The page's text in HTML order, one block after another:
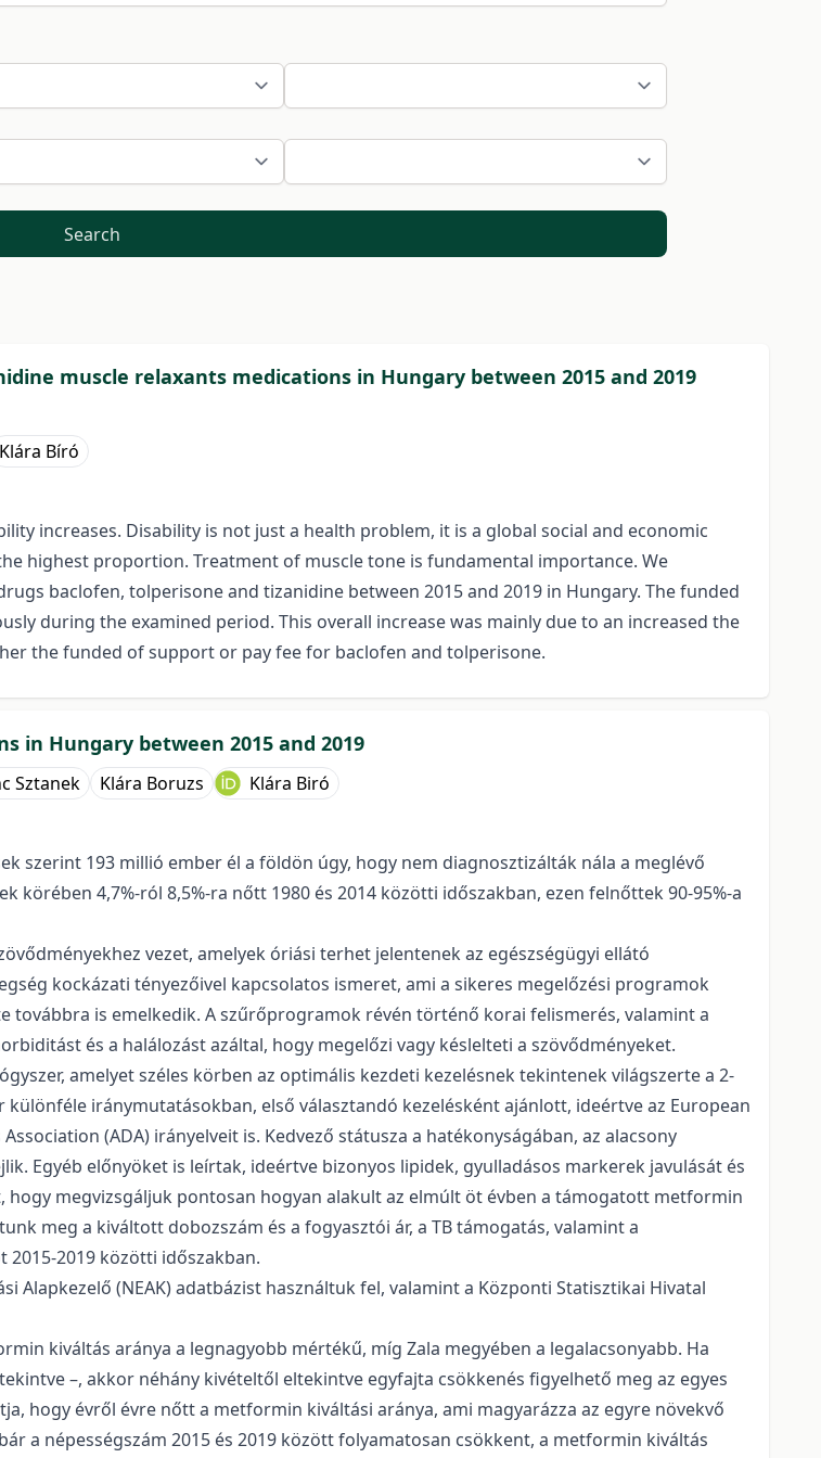
Search
muscle relaxants medications in Hungary between 2015 and 2019
Klára Bíró
increases. Disability is not just a health problem, it is a global social and economic
highest proportion. Treatment of muscle tone is fundamental importance. We
baclofen, tolperisone and tizanidine between 2015 and 2019 in Hungary. The funded
during the examined period. This overall increase was mainly due to an increased the
the funded of support or pay fee for baclofen and tolperisone.
in Hungary between 2015 and 2019
Sztanek Klára Boruzs Klára Biró
szerint 193 millió ember él a földön úgy, hogy nem diagnosztizálták nála a meglévő
4,7%-ról 8,5%-ra nőtt 1980 és 2014 közötti időszakban, ezen felnőttek 90-95%-a
vezet, amelyek óriási terhet jelentenek az egészségügyi ellátó
kockázati tényezőivel kapcsolatos ismeret, ami a sikeres megelőzési programok
továbbra is emelkedik. A szűrőprogramok révén történő korai felismerés, valamint a
és a halálozást azáltal, hogy megelőzi vagy késlelteti a szövődményeket.
amelyet széles körben az optimális kezdeti kezelésnek tekintenek világszerte a 2-
iránymutatásokban, első választandó kezelésként ajánlott, ideértve az European
(ADA) irányelveit is. Kedvező státusza a hatékonyságában, az alacsony
Egyéb előnyöket is leírtak, ideértve bizonyos lipidek, gyulladásos markerek javulását és
megvizsgáljuk pontosan hogyan alakult az elmúlt öt évben a támogatott metformin
meg a kiváltott dobozszám és a fogyasztói ár, a TB támogatás, valamint a
2019 közötti időszakban.
Alapkezelő (NEAK) adatbázist használtuk fel, valamint a Központi Statisztikai Hivatal
kiváltás aránya a legnagyobb mértékű, míg Zala megyében a legalacsonyabb. Ha
–, akkor néhány kivételtől eltekintve egyfajta csökkenés figyelhető meg az egyes
hogy évről évre nőtt a metformin kiváltási aránya, ami magyarázza az egyre növekvő
a népességszám 2015 és 2019 között folyamatosan csökkent, a metformin kiváltás